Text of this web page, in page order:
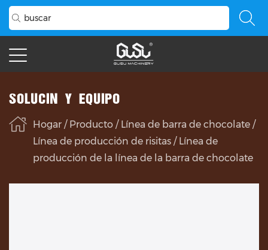
SOLUCIÓN Y EQUIPO
Hogar / Producto / Línea de barra de chocolate /
Línea de producción de risitas / Línea de
producción de la línea de la barra de chocolate